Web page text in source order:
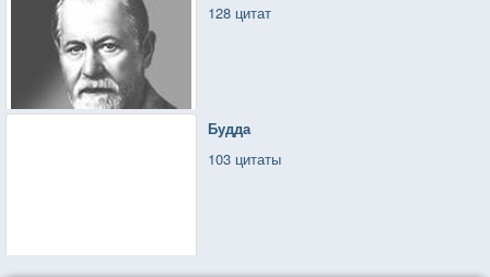
128 цитат
Будда
103 цитаты